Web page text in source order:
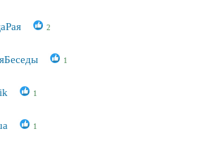
2
1
1
1